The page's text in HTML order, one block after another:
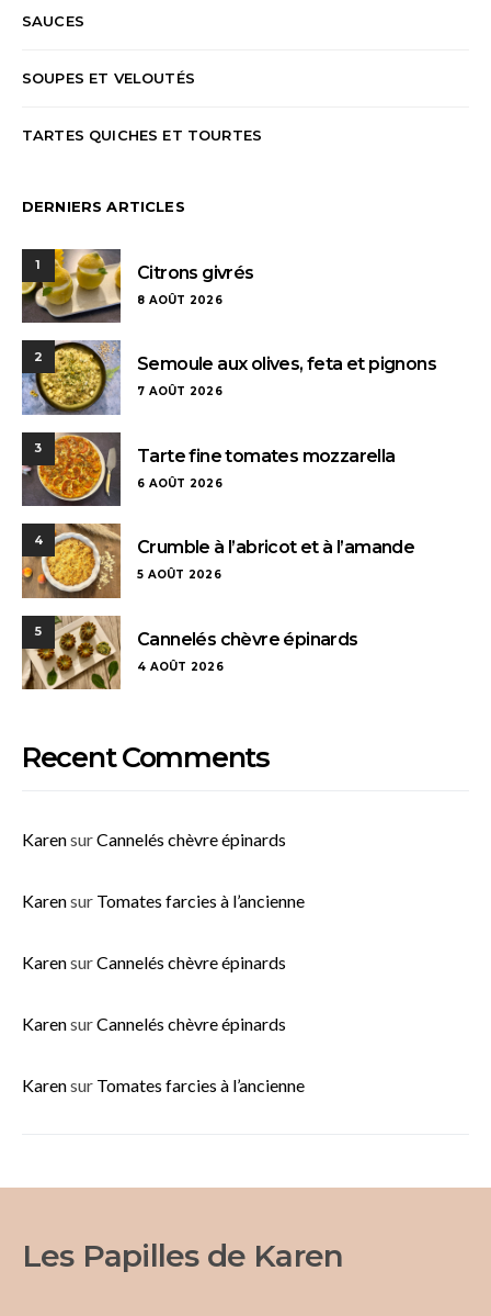
SAUCES
SOUPES ET VELOUTÉS
TARTES QUICHES ET TOURTES
DERNIERS ARTICLES
1 Citrons givrés
8 AOÛT 2026
2 Semoule aux olives, feta et pignons
7 AOÛT 2026
3 Tarte fine tomates mozzarella
6 AOÛT 2026
4 Crumble à l’abricot et à l’amande
5 AOÛT 2026
5 Cannelés chèvre épinards
4 AOÛT 2026
Recent Comments
KarensurCannelés chèvre épinards
Karensur Tomates farcies à l’ancienne
KarensurCannelés chèvre épinards
KarensurCannelés chèvre épinards
Karensur Tomates farcies à l’ancienne
Les Papilles de Karen